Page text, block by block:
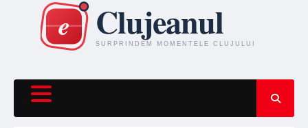
content